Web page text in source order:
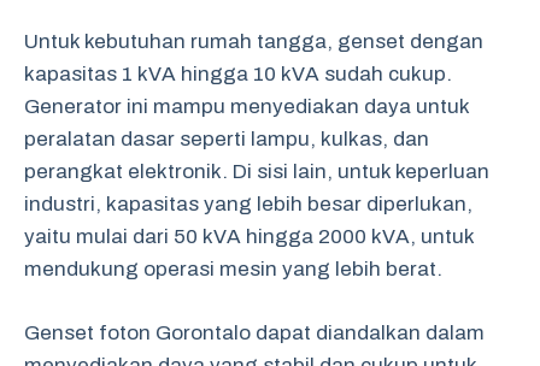
Untuk kebutuhan rumah tangga, genset dengan
kapasitas 1 kVA hingga 10 kVA sudah cukup.
Generator ini mampu menyediakan daya untuk
peralatan dasar seperti lampu, kulkas, dan
perangkat elektronik. Di sisi lain, untuk keperluan
industri, kapasitas yang lebih besar diperlukan,
yaitu mulai dari 50 kVA hingga 2000 kVA, untuk
mendukung operasi mesin yang lebih berat.
Genset foton Gorontalo dapat diandalkan dalam